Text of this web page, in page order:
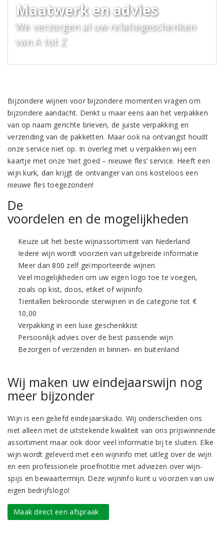
Maatwerk en advies
We verzorgen al uw relatiegeschenken
van A tot Z
Bijzondere wijnen voor bijzondere momenten vragen om
bijzondere aandacht. Denkt u maar eens aan het verpakken
van op naam gerichte brieven, de juiste verpakking en
verzending van de pakketten. Maar ook na ontvangst houdt
onze service niet op. In overleg met u verpakken wij een
kaartje met onze ‘niet goed – nieuwe fles’ service. Heeft een
wijn kurk, dan krijgt de ontvanger van ons kosteloos een
nieuwe fles toegezonden!
De
voordelen en de mogelijkheden
Keuze uit het beste wijnassortiment van Nederland
Iedere wijn wordt voorzien van uitgebreide informatie
Meer dan 800 zelf geïmporteerde wijnen
Veel mogelijkheden om uw eigen logo toe te voegen,
zoals op kist, doos, etiket of wijninfo
Tientallen bekroonde sterwijnen in de categorie tot €
10,00
Verpakking in een luxe geschenkkist
Persoonlijk advies over de best passende wijn
Bezorgen of verzenden in binnen- en buitenland
Wij maken uw eindejaarswijn nog
meer bijzonder
Wijn is een geliefd eindejaarskado. Wij onderscheiden ons
niet alleen met de uitstekende kwaliteit van ons prijswinnende
assortiment maar ook door veel informatie bij te sluiten. Elke
wijn wordt geleverd met een wijninfo met uitleg over de wijn
en een professionele proefnotitie met adviezen over wijn-
spijs en bewaartermijn. Deze wijninfo kunt u voorzien van uw
eigen bedrijfslogo!
Maak direct een afspraak